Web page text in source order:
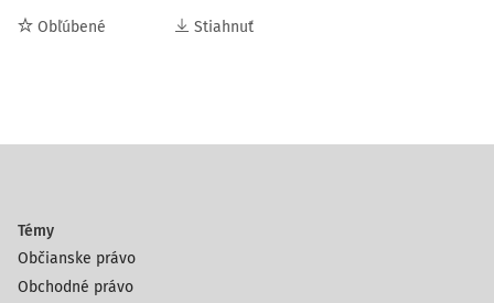
Obľúbené Stiahnuť
Témy
Občianske právo
Obchodné právo